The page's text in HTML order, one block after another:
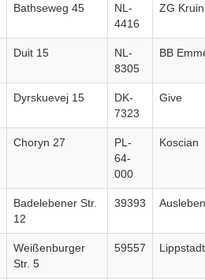
Bathseweg 45
NL-
4416
ZG
Duit 15
NL-
8305
BB
Dyrskuevej 15
DK-
7323
Give
Choryn 27
PL-
64-
000
Koscian
Badelebener Str.
12
39393 Ausleben
Weißenburger
Str. 5
59557 Lippstadt